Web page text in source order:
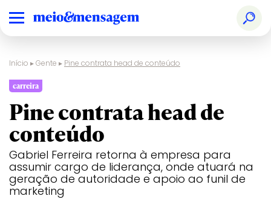
Início ▸Gente ▸ Pine contrata head de conteúdo
carreira
Pine contrata head de
conteúdo
Gabriel Ferreira retorna à empresa para
assumir cargo de liderança, onde atuará na
geração de autoridade e apoio ao funil de
marketing